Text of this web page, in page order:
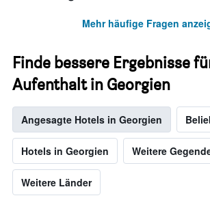
Mehr häufige Fragen
Finde bessere Ergebnisse
Aufenthalt in Georgien
Angesagte Hotels in Georgien
Hotels in Georgien Weitere
Weitere Länder